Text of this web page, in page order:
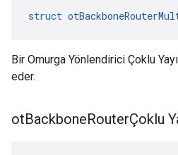
struct
Bir Omurga Yönlendirici Çoklu
eder.
otBackboneRouterÇoklu